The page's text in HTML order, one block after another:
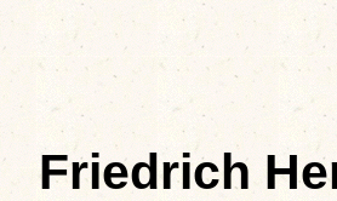
Friedrich